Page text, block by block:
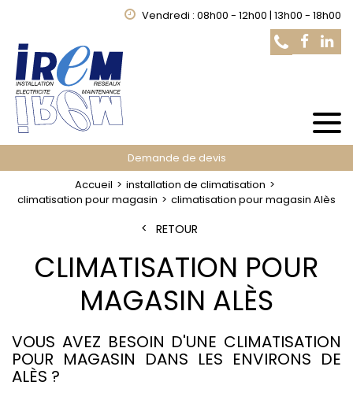
Vendredi : 08h00 - 12h00 | 13h00 - 18h00
Demande de devis
Accueil
installation de climatisation
climatisation pour magasin
climatisation pour magasin Alès
RETOUR
CLIMATISATION POUR
MAGASIN ALÈS
VOUS AVEZ BESOIN D'UNE CLIMATISATION
POUR MAGASIN DANS LES ENVIRONS DE
ALÈS ?